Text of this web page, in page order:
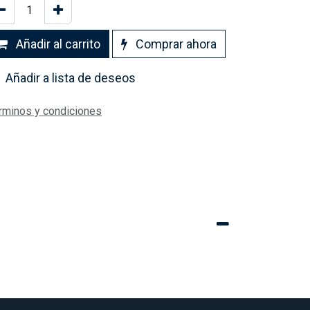
Añadir al carrito Comprar ahora
Añadir a lista de deseos
y condiciones